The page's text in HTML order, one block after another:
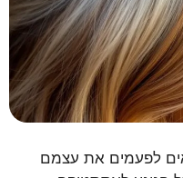
ומעלה מוצאים לפעמים את עצמם